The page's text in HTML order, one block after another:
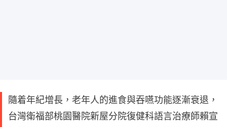
隨着年紀增長，老年人的進食與吞嚥功能逐漸衰退，
台灣衛福部桃園醫院新屋分院復健科語言治療師賴宣